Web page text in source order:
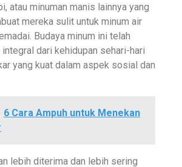
atau minuman manis lainnya yang
mereka sulit untuk minum air
Budaya minum ini telah
dari kehidupan sehari-hari
yang kuat dalam aspek sosial dan
6 Cara Ampuh untuk Menekan
lebih diterima dan lebih sering